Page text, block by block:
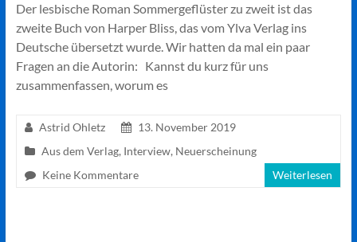
Der lesbische Roman Sommergeflüster zu zweit ist das
zweite Buch von Harper Bliss, das vom Ylva Verlag ins
Deutsche übersetzt wurde. Wir hatten da mal ein paar
Fragen an die Autorin: Kannst du kurz für uns
zusammenfassen, worum es
Astrid Ohletz
13. November 2019
Aus dem Verlag, Interview, Neuerscheinung
Keine Kommentare
Weiterlesen